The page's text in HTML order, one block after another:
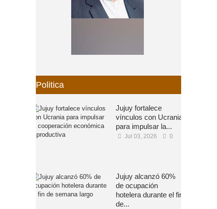
Politica
Jujuy fortalece
vínculos con Ucrania
para impulsar la...
Jul 03, 2026 0
Jujuy alcanzó 60%
de ocupación
hotelera durante el fin
de...